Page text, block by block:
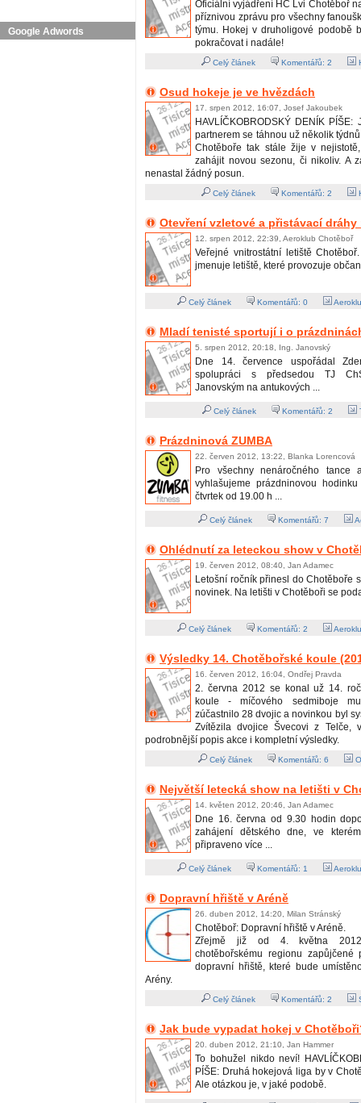
Google Adwords
Oficiální vyjádření HC Lvi Chotěboř
příznivou zprávu pro všechny
týmu. Hokej v druholigové podobě
pokračovat i nadále!
Celý článek Komentářů: 2
Osud hokeje je ve hvězdách
17. srpen 2012, 16:07, Josef Jakoubek
HAVLÍČKOBRODSKÝ DENÍK PÍŠE:
partnerem se táhnou už několik
Chotěboře tak stále žije v
zahájit novou sezonu, či nikoliv. A
nenastal žádný posun.
Celý článek Komentářů: 2
Otevření vzletové a přistávací
12. srpen 2012, 22:39, Aeroklub Chotěboř
Veřejné vnitrostátní letiště
jmenuje letiště, které provozuje
Celý článek Komentářů: 0
Mladí tenisté sportují i o
5. srpen 2012, 20:18, Ing. Janovský
Dne 14. července uspořádal
spolupráci s předsedou TJ
Janovským na antukových ...
Celý článek Komentářů: 2
Prázdninová ZUMBA
22. červen 2012, 13:22, Blanka Lorencová
Pro všechny nenáročného tance
vyhlašujeme prázdninovou
čtvrtek od 19.00 h ...
Celý článek Komentářů: 7
Ohlédnutí za leteckou show v
19. červen 2012, 08:40, Jan Adamec
Letošní ročník přinesl do Chotěboře
novinek. Na letišti v Chotěboři se
Celý článek Komentářů: 2
Výsledky 14. Chotěbořské koule
16. červen 2012, 16:04, Ondřej Pravda
2. června 2012 se konal už 14.
koule - míčového sedmiboje
zúčastnilo 28 dvojic a novinkou byl
Zvítězila dvojice Švecovi z Telče,
podrobnější popis akce i kompletní výsledky.
Celý článek Komentářů: 6
Největší letecká show na letišti v
14. květen 2012, 20:46, Jan Adamec
Dne 16. června od 9.30 hodin
zahájení dětského dne, ve
připraveno více ...
Celý článek Komentářů: 1
Dopravní hřiště v Aréně
26. duben 2012, 14:20, Milan Stránský
Chotěboř: Dopravní hřiště v Aréně.
Zřejmě již od 4. května
chotěbořskému regionu zapůjčené
dopravní hřiště, které bude
Arény.
Celý článek Komentářů: 2
Jak bude vypadat hokej v
20. duben 2012, 21:10, Jan Hammer
To bohužel nikdo neví!
PÍŠE: Druhá hokejová liga by v
Ale otázkou je, v jaké podobě.